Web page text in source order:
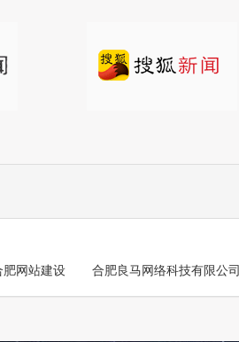
肥网站建设 合肥良马网络科技有限公司